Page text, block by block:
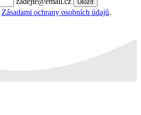
Uložit
Zásadami ochrany osobních údajů.